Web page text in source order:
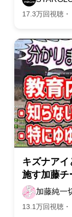
17.3万回視聴
キズナア
施す加藤チ
加藤純一
13.1万回視聴